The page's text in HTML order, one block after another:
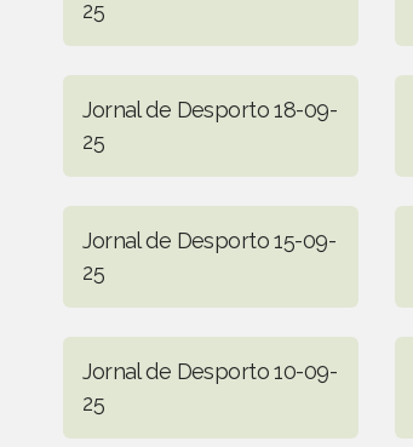
25
Jornal de Desporto 18-09-
25
Jornal de Desporto 15-09-
25
Jornal de Desporto 10-09-
25